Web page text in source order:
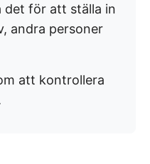
det för att ställa in
andra personer
att kontrollera